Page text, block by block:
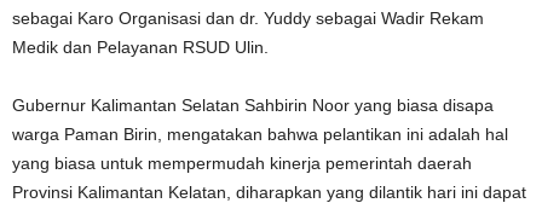
sebagai Karo Organisasi dan dr. Yuddy sebagai Wadir Rekam
Medik dan Pelayanan RSUD Ulin.
Gubernur Kalimantan Selatan Sahbirin Noor yang biasa disapa
warga Paman Birin, mengatakan bahwa pelantikan ini adalah hal
yang biasa untuk mempermudah kinerja pemerintah daerah
Provinsi Kalimantan Kelatan, diharapkan yang dilantik hari ini dapat